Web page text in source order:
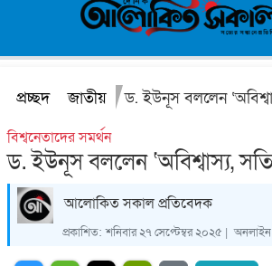
প্রচ্ছদ জাতীয় ড. ইউনূস বললেন
বিশ্বনেতাদের সমর্থন
ড. ইউনূস বললেন ‘অবিশ্বাস্য,
আলোকিত সকাল প্রতিবেদক
প্রকাশিত: শনিবার ২৭ সেপ্টেম্বর ২০২৫ | অনলাইন